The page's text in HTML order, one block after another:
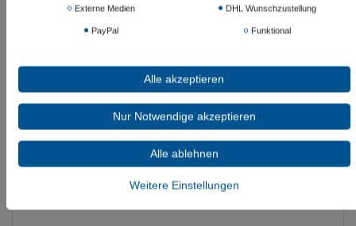
* inkl. ges. MwSt. zzgl.Versandkosten
Weitere Details
Informationen zur Produktsicherheit
Externe Medien DHL Wunschzustellung
PayPal Funktional
Alle akzeptieren
Nur Notwendige akzeptieren
Alle ablehnen
Weitere Einstellungen